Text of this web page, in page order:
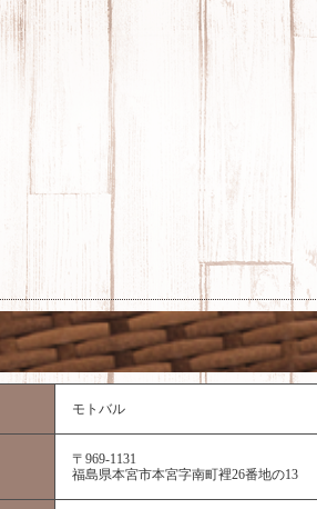
モトバル
〒969-1131
福島県本宮市本宮字南町裡26番地の13